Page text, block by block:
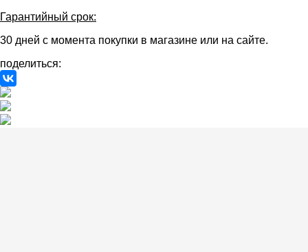
Гарантийный срок:
30 дней с момента покупки в магазине или на сайте.
поделиться: